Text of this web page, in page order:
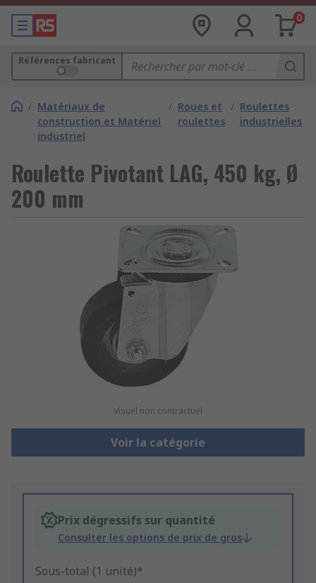
0
Références fabricant
/ Matériaux de
construction et Matériel
industriel
/ Roues et
roulettes
/ Roulettes
industrielles
Roulette Pivotant LAG, 450 kg, Ø
200 mm
Visuel non contractuel
Voir la catégorie
Prix dégressifs sur quantité
Consulter les options de prix de gros
Sous-total (1 unité)*